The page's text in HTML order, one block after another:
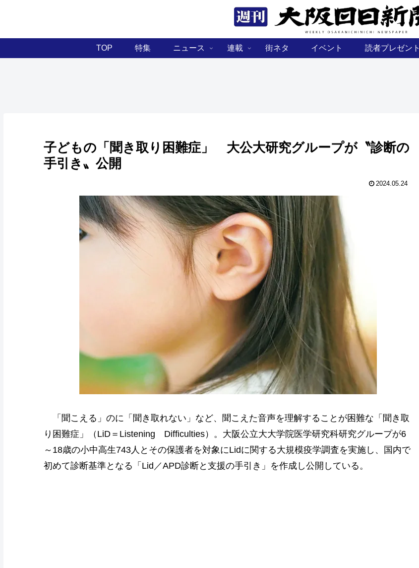
TOP 特集 ニュース 連載 街ネタ イベント 読者プレゼント
子どもの「聞き取り困難症」 大公大研究グループが〝診断の
手引き〟公開
2024.05.24
「聞こえる」のに「聞き取れない」など、聞こえた音声を理解することが困難な「聞き取
り困難症」（LiD＝Listening Difficulties）。大阪公立大大学院医学研究科研究グループが6
～18歳の小中高生743人とその保護者を対象にLidに関する大規模疫学調査を実施し、国内で
初めて診断基準となる「Lid／APD診断と支援の手引き」を作成し公開している。